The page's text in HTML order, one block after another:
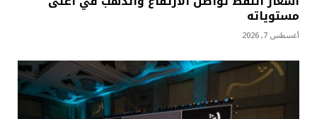
مستوياته
أغسطس 7, 2026